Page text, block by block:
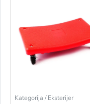
Kategorija / Eksterijer